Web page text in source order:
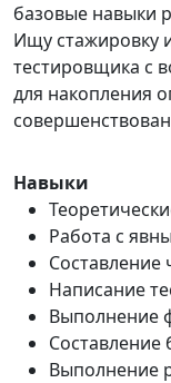
базовые навыки
Ищу стажировку
тестировщика с
для накопления
Навыки
Работа с
Составление
Написание
Выполнение
Составление
Выполнение